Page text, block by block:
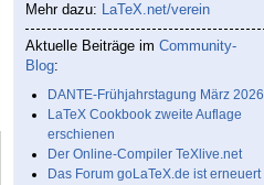
Mehr dazu: LaTeX.net/verein
Aktuelle Beiträge im Community-
Blog:
DANTE-Frühjahrstagung März 2026
LaTeX Cookbook zweite Auflage
erschienen
Der Online-Compiler TeXlive.net
Das Forum goLaTeX.de ist erneuert